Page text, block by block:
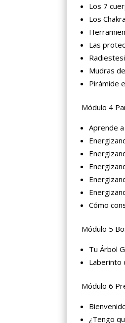
Los 7
Los
Las
Mudras
Pirámide
Módulo 4
Aprende
Cómo
Módulo 5
Tu Árbol
Laberinto
Módulo 6
¿Tengo